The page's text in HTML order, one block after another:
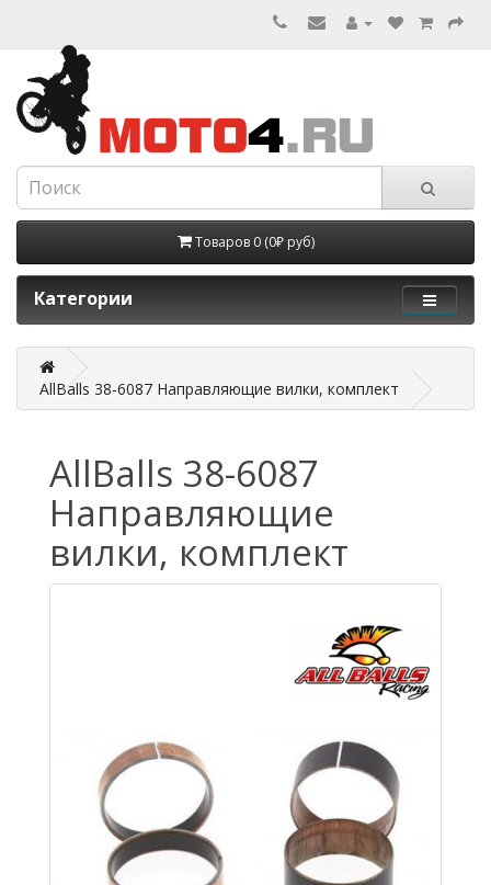
Товаров 0 (0₽ руб)
Категории
AllBalls 38-6087 Направляющие вилки, комплект
AllBalls 38-6087
Направляющие
вилки, комплект